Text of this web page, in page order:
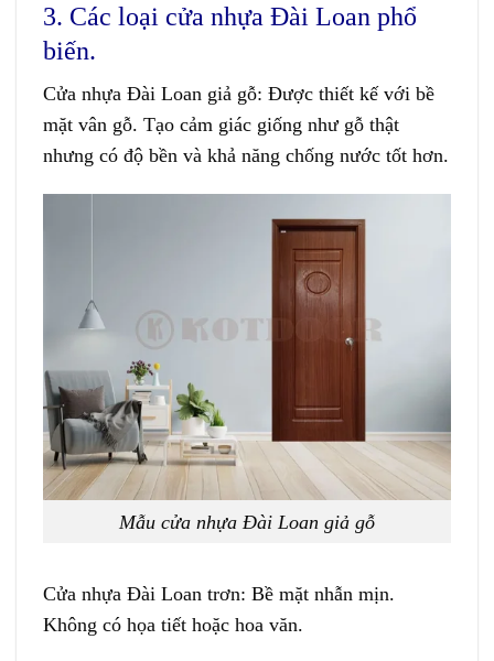
3. Các loại cửa nhựa Đài Loan phổ
biến.
Cửa nhựa Đài Loan giả gỗ: Được thiết kế với bề
mặt vân gỗ. Tạo cảm giác giống như gỗ thật
nhưng có độ bền và khả năng chống nước tốt hơn.
Mẫu cửa nhựa Đài Loan giả gỗ
Cửa nhựa Đài Loan trơn: Bề mặt nhẫn mịn.
Không có họa tiết hoặc hoa văn.